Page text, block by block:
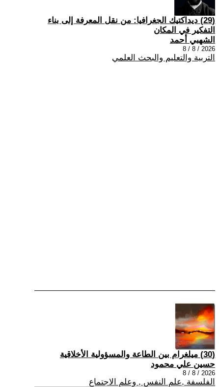
(29) ديداكتيك الجغرافيا: من نقل المعرفة إلى بناء
التفكير في المكان
الشهبي أحمد
2026 / 8 / 8
التربية والتعليم والبحث العلمي
(30) ميلغرام بين الطاعة والمسؤولية الأخلاقية
حسين علي محمود
2026 / 8 / 8
الفلسفة ,علم النفس , وعلم الاجتماع